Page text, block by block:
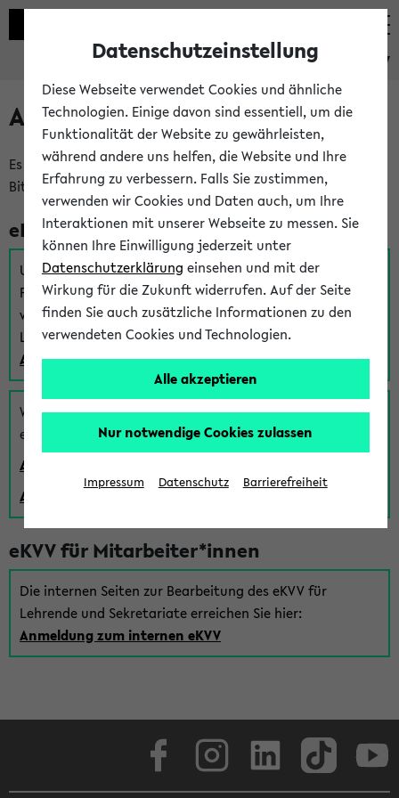
eKVV
Anmeldung am eKVV
Es gibt mehrere Möglichkeiten zur Anmeldung am eKVV.
Bitte wählen Sie die für Sie richtige aus:
eKVV für Studierende
Um sich einen Stundenplan zu erstellen und alle weiteren
Funktionen des eKVVs für Studierende zu nutzen,
verwenden Sie diesen Link zur Anmeldung über Ihr Uni
Login:
Anmeldung zum eKVV der Studierenden
Wenn Sie (noch) kein Uni Login haben, können Sie das
eKVV auch über einen Gastzugang verwenden:
Anmeldung über einen vorhandenen Gastzugang
Anlegen eines neuen Gastzugangs
eKVV für Mitarbeiter*innen
Die internen Seiten zur Bearbeitung des eKVV für
Lehrende und Sekretariate erreichen Sie hier:
Anmeldung zum internen eKVV
Datenschutzeinstellung
Diese Webseite verwendet Cookies und ähnliche
Technologien. Einige davon sind essentiell, um die
Funktionalität der Website zu gewährleisten,
während andere uns helfen, die Website und Ihre
Erfahrung zu verbessern. Falls Sie zustimmen,
verwenden wir Cookies und Daten auch, um Ihre
Interaktionen mit unserer Webseite zu messen. Sie
können Ihre Einwilligung jederzeit unter
Datenschutzerklärung einsehen und mit der
Wirkung für die Zukunft widerrufen. Auf der Seite
finden Sie auch zusätzliche Informationen zu den
verwendeten Cookies und Technologien.
Alle akzeptieren
Nur notwendige Cookies zulassen
Impressum Datenschutz Barrierefreiheit